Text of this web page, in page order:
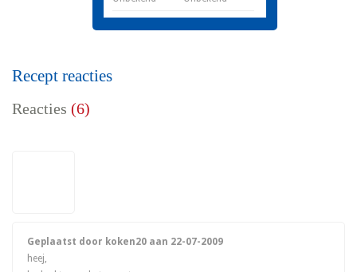
Recept reacties
Reacties(6)
Geplaatst door koken20 aan 22-07-2009
heej,